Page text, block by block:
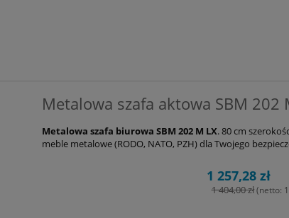
Metalowa szafa aktowa SBM 202
Metalowa szafa biurowa SBM 202 M LX. 80 cm
meble metalowe (RODO, NATO, PZH) dla Twojego
1 257,28 zł
1 404,00 zł (netto: